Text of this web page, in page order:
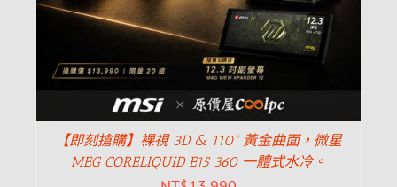
【即刻搶購】裸視 3D & 110° 黃金曲面，微星
MEG CORELIQUID E15 360 一體式水冷。